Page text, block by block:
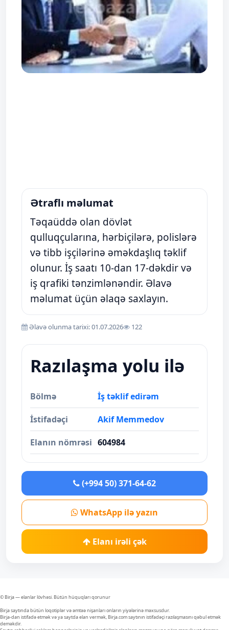
Ətraflı məlumat
Təqaüddə olan dövlət
qulluqçularına, hərbiçilərə, polislərə
və tibb işçilərinə əməkdaşlıq təklif
olunur. İş saatı 10-dan 17-dəkdir və
iş qrafiki tənzimlənəndir. Əlavə
məlumat üçün əlaqə saxlayın.
Əlavə olunma tarixi: 01.07.2026 122
Razılaşma yolu ilə
Bölmə İş təklif edirəm
İstifadəçi Akif Memmedov
Elanın nömrəsi 604984
(+994 50) 371-64-62
WhatsApp ilə yazın
Elanı irəli çək
© Birja — elanlar lövhəsi. Bütün hüquqları qorunur
Birja saytında bütün loqotiplər və əmtəə nişanları onların yiyələrinə məxsusdur.
Birja-dan istifadə etmək və ya saytda elan vermək, Birja.com saytının istifadəçi razılaşmasını qəbul etmək
deməkdir.